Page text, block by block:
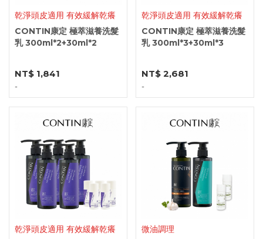
乾淨頭皮適用 有效緩解乾癢
CONTIN康定 極萃滋養洗髮
乳 300ml*2+30ml*2
NT$ 1,841
-
乾淨頭皮適用 有效緩解乾癢
CONTIN康定 極萃滋養洗髮
乳 300ml*3+30ml*3
NT$ 2,681
-
乾淨頭皮適用 有效緩解乾癢
微油調理